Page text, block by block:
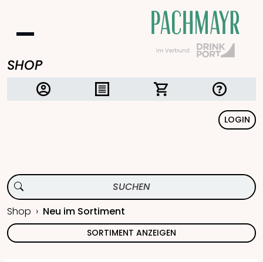
SHOP
LOGIN
Shop Neu im Sortiment
SORTIMENT ANZEIGEN